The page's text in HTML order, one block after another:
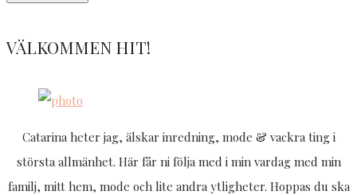
VÄLKOMMEN HIT!
Catarina heter jag, älskar inredning, mode & vackra ting i
största allmänhet. Här får ni följa med i min vardag med min
familj, mitt hem, mode och lite andra ytligheter. Hoppas du ska